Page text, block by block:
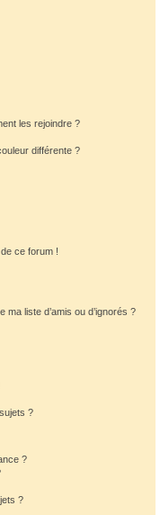
les rejoindre ?
différente ?
ce forum !
liste d’amis ou d’ignorés ?
?
?
?